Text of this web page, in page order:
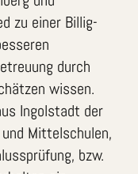
zu einer Billig-
durch
wissen.
Ingolstadt der
Mittelschulen,
bzw.